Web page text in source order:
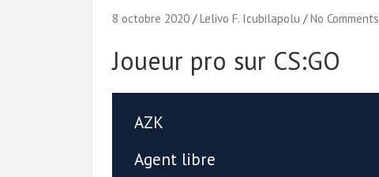
8 octobre 2020 Lelivo F. Icubilapolu No Comments
Joueur pro sur CS:GO
AZK
Agent libre